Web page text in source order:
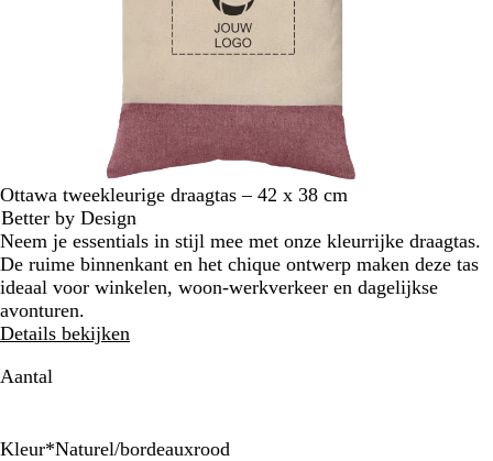
Ottawa tweekleurige draagtas – 42 x 38 cm
Better by Design
Neem je essentials in stijl mee met onze kleurrijke draagtas.
De ruime binnenkant en het chique ontwerp maken deze tas
ideaal voor winkelen, woon-werkverkeer en dagelijkse
avonturen.
Details bekijken
Aantal
Kleur*Naturel/bordeauxrood